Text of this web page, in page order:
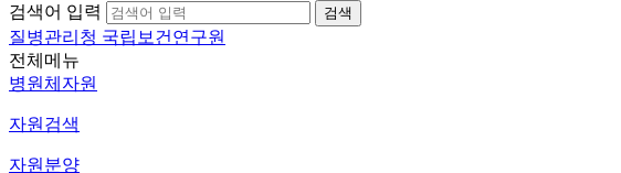
검색어 입력
질병관리청 국립보건연구원
전체메뉴
병원체자원
자원검색
자원분양